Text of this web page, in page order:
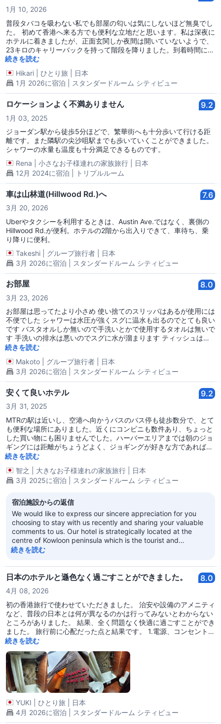
1月 10, 2026
普段タバコを吸わない私でも部屋の匂いは気にしないほど無臭でし
た。 初めて香港へ来る方でも便利な立地だと思います。私は深夜に
ホテルに着きましたが、正面玄関しか夜間は開いていないようで、
23キロのキャリーバックを持って階段を降りました。到着時間には
気をつけてください。
続きを読む
Hikari
ひとり旅
日本
1月 2026に宿泊 | スタンダードルーム シティビュー
ロケーションよく不満ありません 9.2
1月 03, 2025
ジョーダン駅から徒歩5分ほどで、繁華街へも十分歩いて行ける距
離です。また隣駅の尖沙咀駅までも歩いていくことができました。
シャワーの水量も温度も十分満足できるものです。
Rena
小さなお子様連れの家族旅行
日本
12月 2024に宿泊 | トリプルルーム
車は山林道(Hillwood Rd.)へ 7.6
3月 20, 2026
Uberやタクシーを利用するときは、Austin Ave.ではなく、裏側の
Hillwood Rd.が便利。ホテルの2階から出入りできて、車待ち、乗
り降りに便利。
Takeshi
グループ旅行者
日本
3月 2026に宿泊 | スタンダードルーム シティビュー
お部屋 8.0
3月 23, 2026
お部屋は思ってたより小さめ 使い捨てのスリッパはあるが使用には
不便でした シャワーは水圧が強くスグに温水も出るのでとても良い
です バスタオルしか無いので手洗いとかで使用するタオルは無いで
す 手洗いの排水は悪いのでスグに水が溜まります ティッシュは独
特なにおいがあります 概ね衛生的ですが所々気になる点はある感じ
続きを読む
Makoto
グループ旅行者
日本
3月 2026に宿泊 | スタンダードルーム シティビュー
安くて良いホテル 9.2
3月 31, 2025
MTRの駅は近いし、空港へ向かうバスのバス停も徒歩数分で、とて
も便利な場所にありました。近くにコンビニも数件あり、ちょっと
した買い物にも困りませんでした。ハーバーエリアまでは朝のジョ
ギングには距離がちょうどよく、ジョギングが好きな方であれば
5km程度の心地よく最高なジョギングコースをこのホテルを拠点に
して作ることができました。また、10歳の子供をつれていました
が、シンフォニーオブライツを見てからチムサーチョイプロムナー
ドから徒歩で十分歩いて帰ってこれました。部屋は決して広くはな
（ツインルーム利用）。お風呂も狭いですが水圧と温度がどの時間
でも完璧なので、快適なシャワーを楽しめました。バスタオルが毎
日変わらないとのレビューがいくつか見られましたが、バスタオル
は毎日新しいものに変わっていました。とても良い選択をしたと思
っています。
続きを読む
智之
大きなお子様連れの家族旅行
日本
3月 2025に宿泊 | スタンダードルーム シティビュー
宿泊施設からの返信
We would like to express our sincere appreciation for you
choosing to stay with us recently and sharing your valuable
comments to us. Our hotel is strategically located at the
centre of Kowloon peninsula which is the tourist and
commercial hub. It is easily accessible to every corner of
Ferry. Our rooms generally not big but they were fully
equipped with all essential facilities and items for guests
続きを読む
日本のホテルと遜色なく過ごすことができました。 8.0
4月 08, 2026
初の香港旅行で使わせていただきました。 治安や設備のアメニティ
など、普段の日本とは何が異なるのかは行ってみないとわからない
ところがありました。 結果、全く問題なく快適に過ごすことができ
ました。 旅行前に心配だった点と結果です。 1.電源、コンセントの
形状 ⇨日本の規格とは異なりますので、そのままでは挿せませ
ただくことができました。 部屋のコンセント数は2つ。(他にもあり
ましたが、ベッドの隅で使いにくく、テレビのコンセントで使用済
みなどで実質使える数としてください。) できればホテルから借り
た電源プラグ変換器を通して、延長ケーブルタップを持参か用意す
るのが良いと思います。 部屋に備え付けのドライヤーは変換器なく
ともそのまま使うことができました。 2.アメニティ関係 ⇨有り：バ
スタオル✕2枚、足ふきマット、固形セッケン、浴槽にシャンプ
続きを読む
YUKI ひとり旅
日本
4月 2026に宿泊 | スタンダードルーム シティビュー